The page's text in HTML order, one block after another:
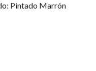
Pintado Marrón